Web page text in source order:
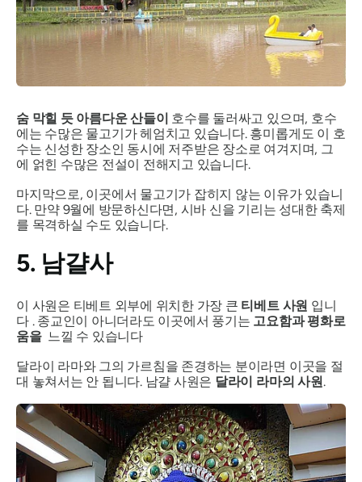
숨 막힐 듯 아름다운 산들이 호수를 둘러싸고 있으며, 호수
에는 수많은 물고기가 헤엄치고 있습니다. 흥미롭게도 이 호
수는 신성한 장소인 동시에 저주받은 장소로 여겨지며, 그
에 얽힌 수많은 전설이 전해지고 있습니다.
마지막으로, 이곳에서 물고기가 잡히지 않는 이유가 있습니
다. 만약 9월에 방문하신다면, 시바 신을 기리는 성대한 축제
를 목격하실 수도 있습니다.
5. 남걀사
이 사원은 티베트 외부에 위치한 가장 큰 티베트 사원 입니
다 . 종교인이 아니더라도 이곳에서 풍기는 고요함과 평화로
움을 느낄 수 있습니다
달라이 라마와 그의 가르침을 존경하는 분이라면 이곳을 절
대 놓쳐서는 안 됩니다. 남걀 사원은 달라이 라마의 사원.